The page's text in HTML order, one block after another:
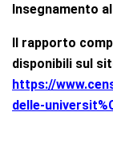
Insegnamento
Il rapporto
disponibili sul
https://
delle-